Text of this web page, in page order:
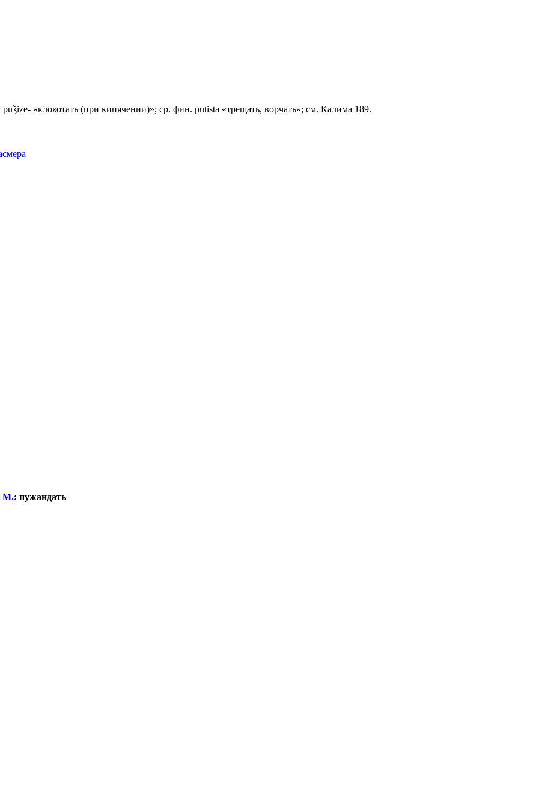
«клокотать (при кипячении)»; ср. фин. putista «трещать, ворчать»; см. Калима 189.
М.: пужандать